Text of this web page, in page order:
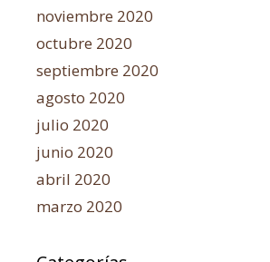
noviembre 2020
octubre 2020
septiembre 2020
agosto 2020
julio 2020
junio 2020
abril 2020
marzo 2020